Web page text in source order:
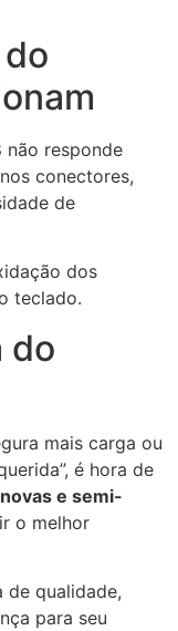
não responde
conectores,
de
dos
teclado.
do
mais carga ou
é hora de
e semi-
o melhor
de qualidade,
para seu